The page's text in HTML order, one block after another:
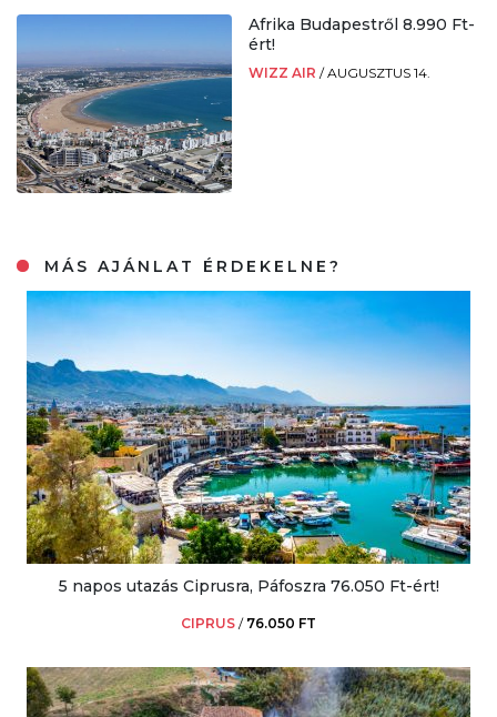
Afrika Budapestről 8.990 Ft-
ért!
WIZZ AIR /AUGUSZTUS 14.
MÁS AJÁNLAT ÉRDEKELNE?
5 napos utazás Ciprusra, Páfoszra 76.050 Ft-ért!
CIPRUS / 76.050 FT